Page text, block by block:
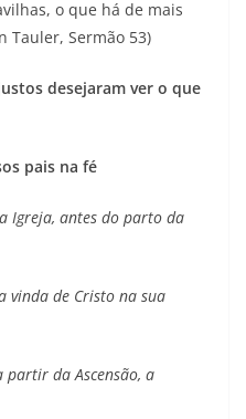
o que há de mais
Tauler, Sermão 53)
desejaram ver o que
pais na fé
Igreja, antes do parto da
vinda de Cristo na sua
partir da Ascensão, a